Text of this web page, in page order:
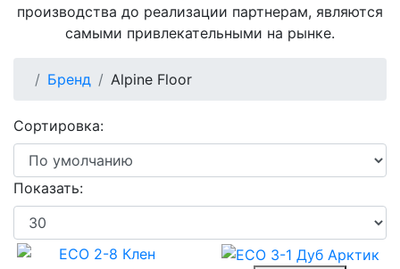
производства до реализации партнерам, являются
самыми привлекательными на рынке.
Бренд Alpine Floor
Сортировка:
Показать: